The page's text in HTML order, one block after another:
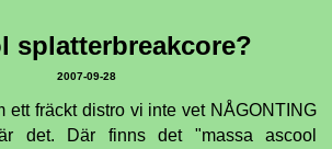
splatterbreakcore?
2007-09-28
ett fräckt distro vi inte vet NÅGONTING
det. Där finns det "massa ascool